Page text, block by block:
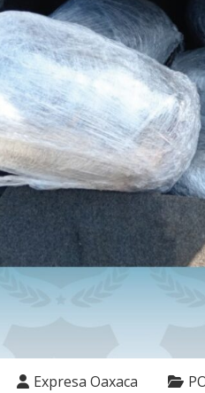
Expresa Oaxaca